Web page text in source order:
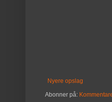
Nyere opslag
Abonner på: